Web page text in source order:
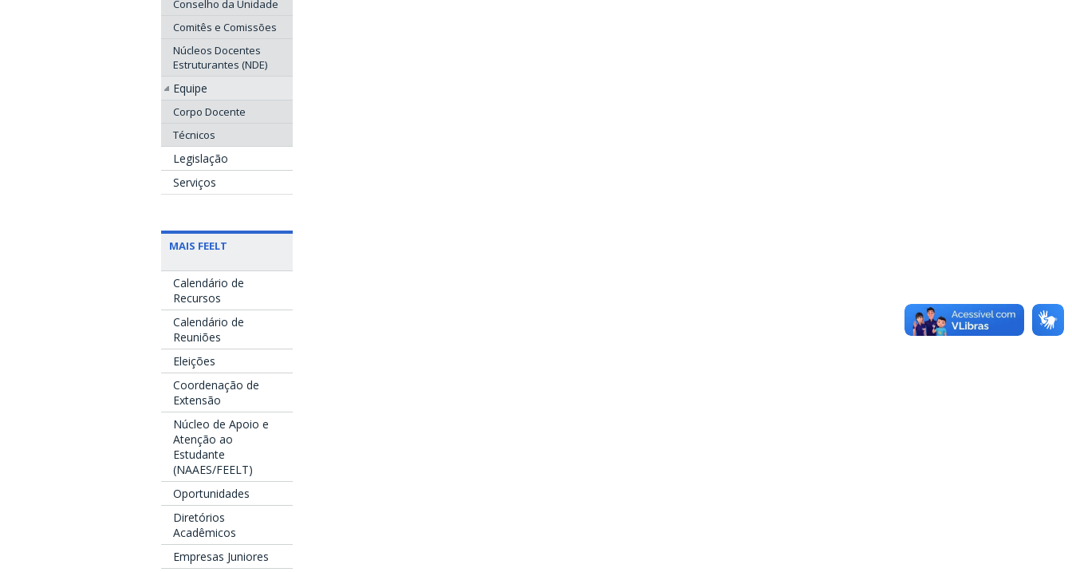
Conselho da Unidade
Comitês e Comissões
Núcleos Docentes
Estruturantes (NDE)
Equipe
Corpo Docente
Técnicos
Legislação
Serviços
MAIS FEELT
Calendário de
Recursos
Calendário de
Reuniões
Eleições
Coordenação de
Extensão
Núcleo de Apoio e
Atenção ao
Estudante
(NAAES/FEELT)
Oportunidades
Diretórios
Acadêmicos
Empresas Juniores